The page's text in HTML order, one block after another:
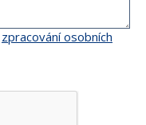
zpracování osobních